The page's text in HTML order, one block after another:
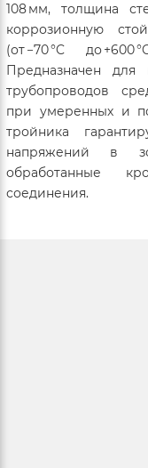
108 мм, толщина
коррозионную
(от −70 °C до
Предназначен для
трубопроводов
при умеренных и
тройника
напряжений в
обработанные
соединения.